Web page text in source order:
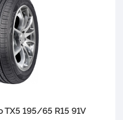
195/65 R15 91V